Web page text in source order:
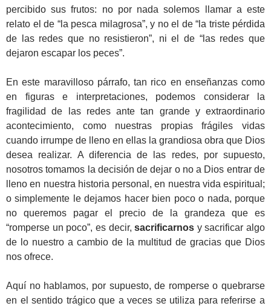
percibido sus frutos: no por nada solemos llamar a este
relato el de “la pesca milagrosa”, y no el de “la triste pérdida
de las redes que no resistieron”, ni el de “las redes que
dejaron escapar los peces”.
En este maravilloso párrafo, tan rico en enseñanzas como
en figuras e interpretaciones, podemos considerar la
fragilidad de las redes ante tan grande y extraordinario
acontecimiento, como nuestras propias frágiles vidas
cuando irrumpe de lleno en ellas la grandiosa obra que Dios
desea realizar. A diferencia de las redes, por supuesto,
nosotros tomamos la decisión de dejar o no a Dios entrar de
lleno en nuestra historia personal, en nuestra vida espiritual;
o simplemente le dejamos hacer bien poco o nada, porque
no queremos pagar el precio de la grandeza que es
“romperse un poco”, es decir,sacrificarnos y sacrificar algo
de lo nuestro a cambio de la multitud de gracias que Dios
nos ofrece.
Aquí no hablamos, por supuesto, de romperse o quebrarse
en el sentido trágico que a veces se utiliza para referirse a